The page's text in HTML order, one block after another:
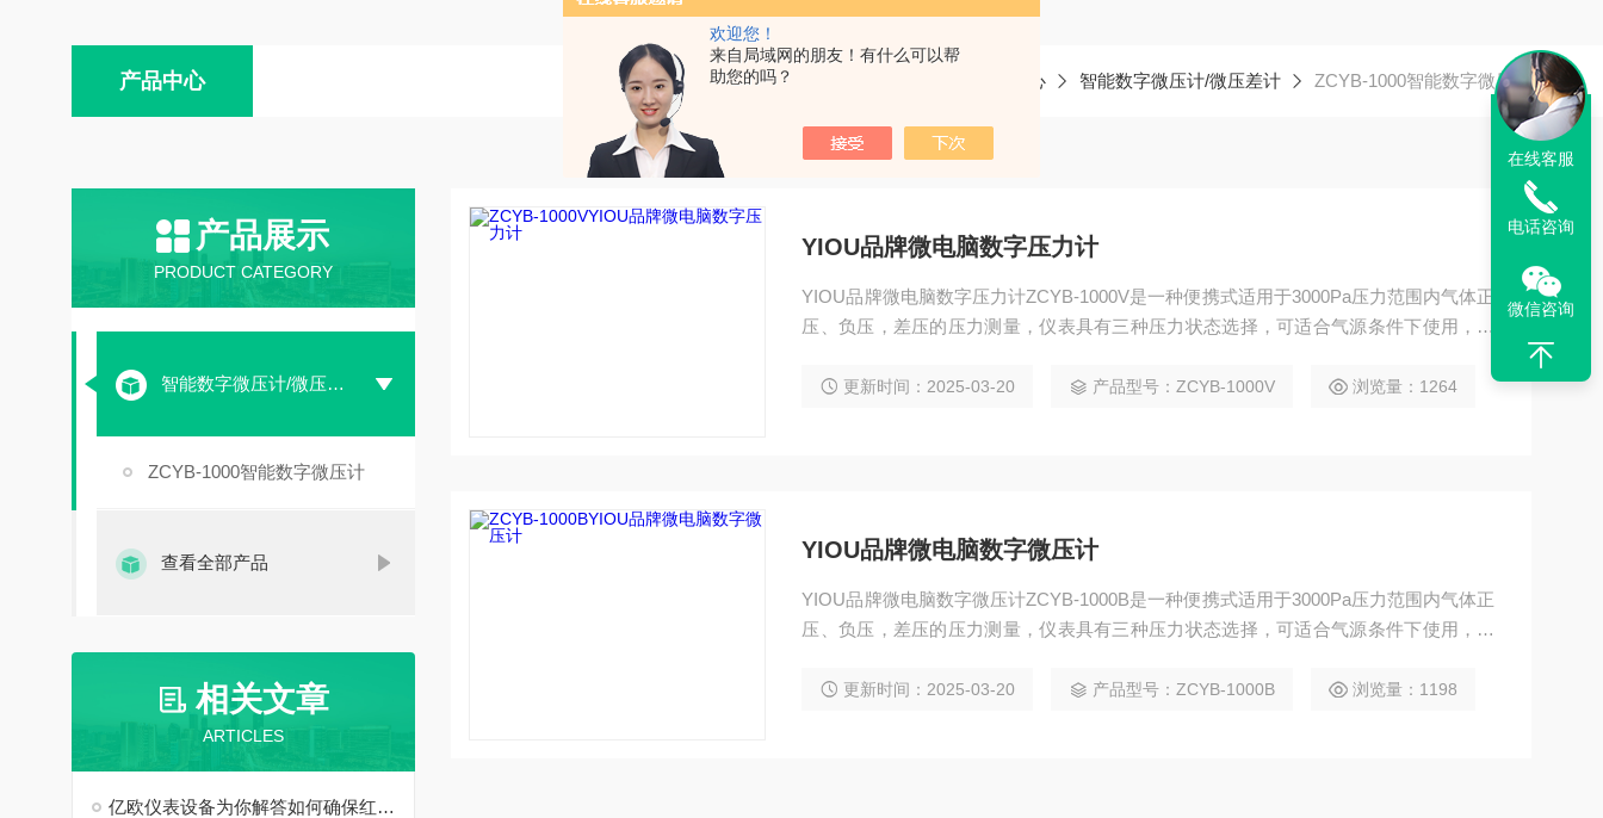
欢迎您！
来自局域网的朋友！有什么可以帮
助您的吗？
产品中心 产品中心 智能数字微压计/微压差计 ZCYB-1000智能数字微压计
产品展示
PRODUCT CATEGORY
智能数字微压计/微压差计
ZCYB-1000智能数字微压计
查看全部产品
相关文章
ARTICLES
亿欧仪表设备为你解答如何确保红外测温仪测温精度？
YIOU品牌微电脑数字压力计
YIOU品牌微电脑数字压力计ZCYB-1000V是一种便携式适用于3000Pa压力范围内气体正
压、负压，差压的压力测量，仪表具有三种压力状态选择，可适合气源条件下使用，配
验室、医药卫生、建筑空调供暖、通风、消防安检理想的检测仪表。
更新时间：2025-03-20 产品型号：ZCYB-1000V 浏览量：1264
YIOU品牌微电脑数字微压计
YIOU品牌微电脑数字微压计ZCYB-1000B是一种便携式适用于3000Pa压力范围内气体正
压、负压，差压的压力测量，仪表具有三种压力状态选择，可适合气源条件下使用，配
验室、医药卫生、建筑空调供暖、通风、消防安检理想的检测仪表。
更新时间：2025-03-20 产品型号：ZCYB-1000B 浏览量：1198
在线客服
电话咨询
微信咨询